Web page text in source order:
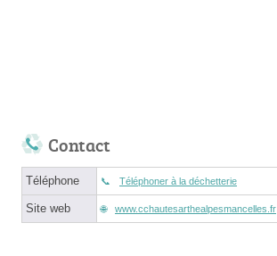
Contact
Téléphone Téléphoner à la déchetterie
Site web www.cchautesarthealpesmancelles.fr